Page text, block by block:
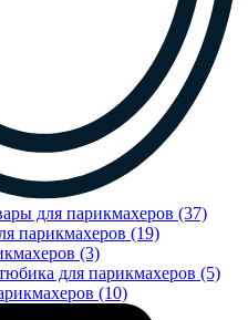
для парикмахеров (37)
парикмахеров (19)
(3)
для парикмахеров (5)
(10)